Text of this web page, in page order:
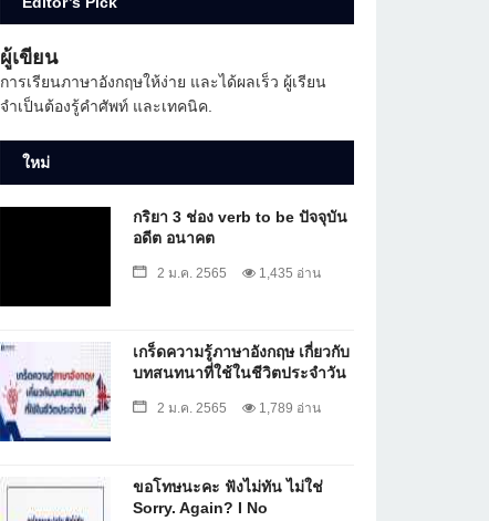
ผู้เขียน
การเรียนภาษาอังกฤษให้ง่าย และได้ผลเร็ว ผู้เรียน
จำเป็นต้องรู้คำศัพท์ และเทคนิค.
ใหม่
กริยา 3 ช่อง verb to be ปัจจุบัน
อดีต อนาคต
2 ม.ค. 2565 1,435 อ่าน
เกร็ดความรู้ภาษาอังกฤษ เกี่ยวกับ
บทสนทนาที่ใช้ในชีวิตประจำวัน
2 ม.ค. 2565 1,789 อ่าน
ขอโทษนะคะ ฟังไม่ทัน ไม่ใช่
Sorry. Again? I No